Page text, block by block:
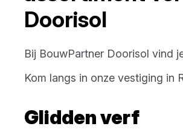
Doorisol
Bij BouwPartner Doorisol vind
Kom langs in onze vestiging in
Gliddenverf